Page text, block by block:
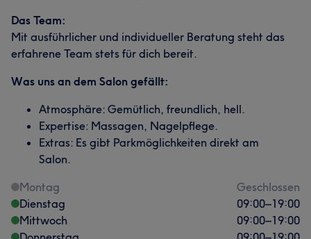
Das Team:
Mit ausführlicher und individueller Beratung steht das
erfahrene Team stets für dich bereit.
Was uns an dem Salon gefällt:
Atmosphäre: Gemütlich, freundlich, hell.
Expertise: Massagen, Nagelpflege.
Extras: Es gibt Parkmöglichkeiten direkt am
Salon.
Montag
Geschlossen
Dienstag
09:00–19:00
Mittwoch
09:00–19:00